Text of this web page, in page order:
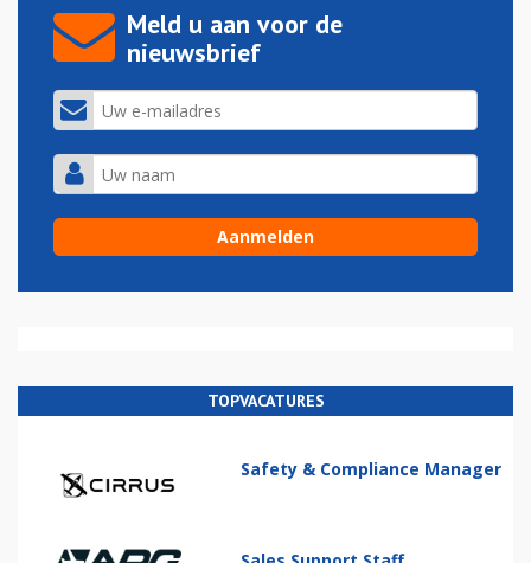
Meld u aan voor de
nieuwsbrief
TOPVACATURES
Safety & Compliance Manager